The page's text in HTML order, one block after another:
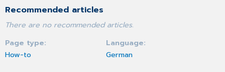
Recommended articles
There are no recommended articles.
Page type
How-to
Language
German